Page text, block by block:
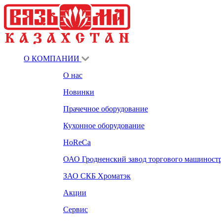
О КОМПАНИИ
О нас
Новинки
Прачечное оборудование
Кухонное оборудование
HoReCa
ОАО Гродненский завод торгового
ЗАО СКБ Хроматэк
Акции
Сервис